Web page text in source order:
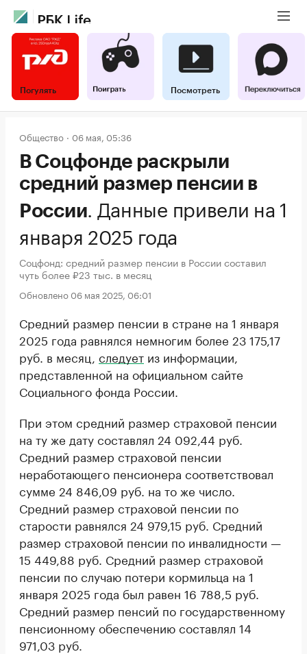
Погулять Посмотреть
Общество 06 мая, 05:36
В Соцфонде раскрыли
средний размер пенсии в
России. Данные привели на 1
января 2025 года
Соцфонд: средний размер пенсии в России составил
чуть более ₽23 тыс. в месяц
Обновлено 06 мая 2025, 06:01
Средний размер пенсии в стране на 1 января
2025 года равнялся немногим более 23 175,17
руб. в месяц, следует из информации,
представленной на официальном сайте
Социального фонда России.
При этом средний размер страховой пенсии
на ту же дату составлял 24 092,44 руб.
Средний размер страховой пенсии
неработающего пенсионера соответствовал
сумме 24 846,09 руб. на то же число.
Средний размер страховой пенсии по
старости равнялся 24 979,15 руб. Средний
размер страховой пенсии по инвалидности —
15 449,88 руб. Средний размер страховой
пенсии по случаю потери кормильца на 1
января 2025 года был равен 16 788,5 руб.
Средний размер пенсий по государственному
пенсионному обеспечению составлял 14
971,03 руб.